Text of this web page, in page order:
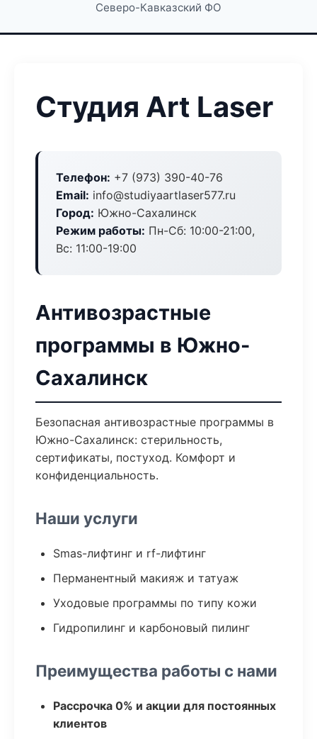
Северо-Кавказский ФО
Студия Art Laser
Телефон: +7 (973) 390-40-76
Email: info@studiyaartlaser577.ru
Город: Южно-Сахалинск
Режим работы: Пн-Сб: 10:00-21:00,
Вс: 11:00-19:00
Антивозрастные
программы в Южно-
Сахалинск
Безопасная антивозрастные программы в
Южно-Сахалинск: стерильность,
сертификаты, постуход. Комфорт и
конфиденциальность.
Наши услуги
Smas-лифтинг и rf-лифтинг
Перманентный макияж и татуаж
Уходовые программы по типу кожи
Гидропилинг и карбоновый пилинг
Преимущества работы с нами
Рассрочка 0% и акции для постоянных
клиентов